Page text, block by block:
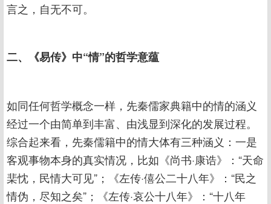
言之，自无不可。
二、《易传》中“情”的哲学意蕴
如同任何哲学概念一样，先秦儒家典籍中的情的涵义
经过一个由简单到丰富、由浅显到深化的发展过程。
综合起来看，先秦儒籍中的情大体有三种涵义：一是
客观事物本身的真实情况，比如《尚书·康诰》：“天命
棐忱，民情大可见”；《左传·僖公二十八年》：“民之
情伪，尽知之矣”；《左传·哀公十八年》：“十八年